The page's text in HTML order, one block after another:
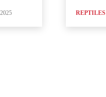
REPTILES